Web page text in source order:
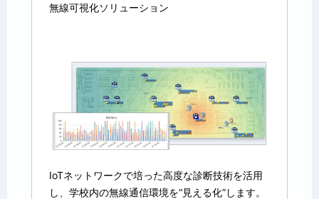
無線可視化ソリューション
IoTネットワークで培った高度な診断技術を活用
し、学校内の無線通信環境を“見える化”します。